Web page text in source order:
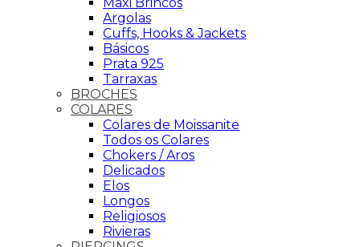
Argolas
Cuffs, Hooks & Jackets
Básicos
Prata 925
Tarraxas
BROCHES
COLARES
Colares de Moissanite
Todos os Colares
Chokers / Aros
Delicados
Elos
Longos
Religiosos
Rivieras